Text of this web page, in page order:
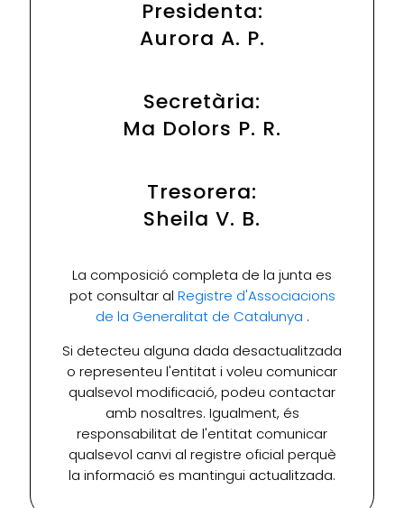
Presidenta:
Aurora A. P.
Secretària:
Ma Dolors P. R.
Tresorera:
Sheila V. B.
La composició completa de la junta es
pot consultar al Registre d'Associacions
de la Generalitat de Catalunya .
Si detecteu alguna dada desactualitzada
o representeu l'entitat i voleu comunicar
qualsevol modificació, podeu contactar
amb nosaltres. Igualment, és
responsabilitat de l'entitat comunicar
qualsevol canvi al registre oficial perquè
la informació es mantingui actualitzada.